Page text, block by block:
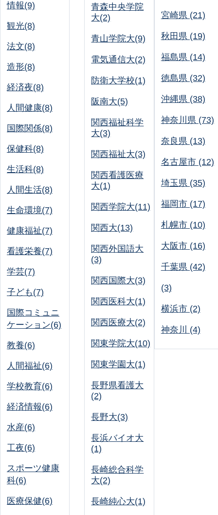
情報(9)
観光(8)
法文(8)
造形(8)
経済夜(8)
人間健康(8)
国際関係(8)
保健科(8)
生活科(8)
人間生活(8)
生命環境(7)
健康福祉(7)
看護栄養(7)
学芸(7)
子ども(7)
国際コミュニ
ケーション(6)
教養(6)
人間福祉(6)
学校教育(6)
経済情報(6)
水産(6)
工夜(6)
スポーツ健康
科(6)
医療保健(6)
青森中央学院
大(2)
青山学院大(9)
電気通信大(2)
防衛大学校(1)
阪南大(5)
関西福祉科学
大(3)
関西福祉大(3)
関西看護医療
大(1)
関西学院大(11)
関西大(13)
関西外国語大
(3)
関西国際大(3)
関西医科大(1)
関西医療大(2)
関東学院大(10)
関東学園大(1)
長野県看護大
(2)
長野大(3)
長浜バイオ大
(1)
長崎総合科学
大(2)
長崎純心大(1)
宮崎県 (21)
秋田県 (19)
福島県 (14)
徳島県 (32)
沖縄県 (38)
神奈川県 (73)
奈良県 (13)
名古屋市 (12)
埼玉県 (35)
福岡市 (17)
札幌市 (10)
大阪市 (16)
千葉県 (42)
(3)
横浜市 (2)
神奈川 (4)